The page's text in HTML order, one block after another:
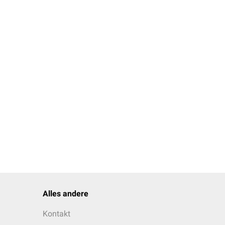
Wasser
5-mal täglich eine
Alles andere
Kontakt